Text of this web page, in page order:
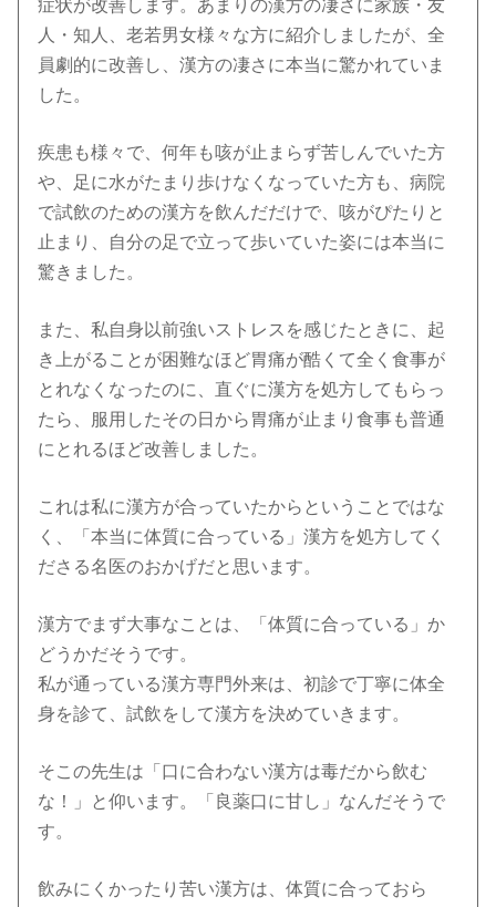
症状が改善します。あまりの漢方の凄さに家族・友
人・知人、老若男女様々な方に紹介しましたが、全
員劇的に改善し、漢方の凄さに本当に驚かれていま
した。
疾患も様々で、何年も咳が止まらず苦しんでいた方
や、足に水がたまり歩けなくなっていた方も、病院
で試飲のための漢方を飲んだだけで、咳がぴたりと
止まり、自分の足で立って歩いていた姿には本当に
驚きました。
また、私自身以前強いストレスを感じたときに、起
き上がることが困難なほど胃痛が酷くて全く食事が
とれなくなったのに、直ぐに漢方を処方してもらっ
たら、服用したその日から胃痛が止まり食事も普通
にとれるほど改善しました。
これは私に漢方が合っていたからということではな
く、「本当に体質に合っている」漢方を処方してく
ださる名医のおかげだと思います。
漢方でまず大事なことは、「体質に合っている」か
どうかだそうです。
私が通っている漢方専門外来は、初診で丁寧に体全
身を診て、試飲をして漢方を決めていきます。
そこの先生は「口に合わない漢方は毒だから飲む
な！」と仰います。「良薬口に甘し」なんだそうで
す。
飲みにくかったり苦い漢方は、体質に合っておら